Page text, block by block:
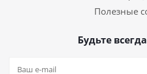
Полезные
Будьте